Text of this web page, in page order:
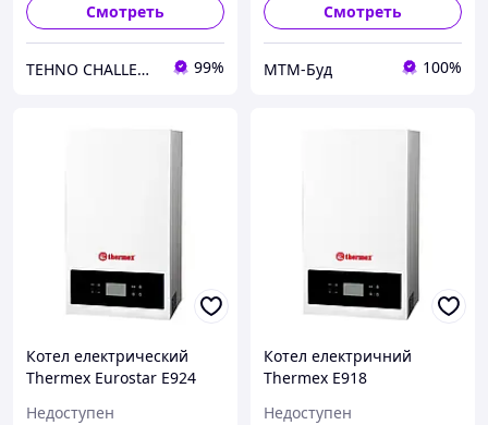
Смотреть
TEHNO CHALLENGE 99%
Смотреть
МТМ-Буд 100%
Котел електрический
Thermex Eurostar E924
Недоступен
Котел електричний
Thermex E918
Недоступен